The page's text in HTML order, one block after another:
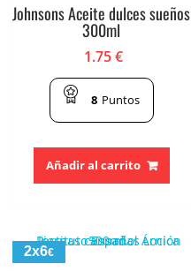
Johnsons Aceite dulces sueños
300ml
1.75€
8 Puntos
Añadir al carrito
2x6€